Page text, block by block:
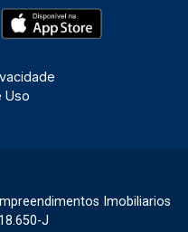
Uso
Imobiliarios
J